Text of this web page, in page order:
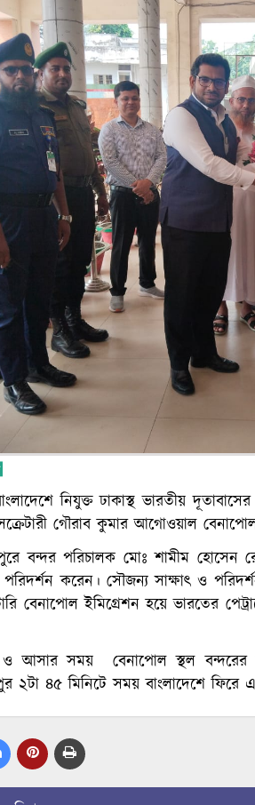
নিযুক্ত ঢাকাস্থ ভারতীয়
গৌরাব কুমার আগোওয়াল
বন্দর পরিচালক মোঃ শামীম হোসেন
পরিদর্শন করেন। সৌজন্য সাক্ষাৎ ও
বেনাপোল ইমিগ্রেশন হয়ে ভারতের
ও আসার সময় বেনাপোল স্থল বন্দরের
২টা ৪৫ মিনিটে সময় বাংলাদেশে ফিরে